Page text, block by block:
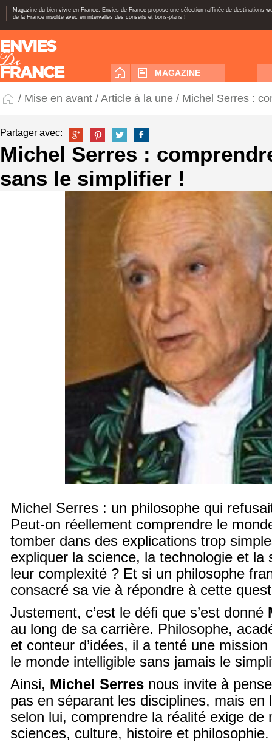
Magazine du bien vivre en France, Envies de France propose une sélection raffinée de destinations
de la France insolite avec en intervalles des conseils et bons-plans !
MAGAZINE
/ Mise en avant / Article à la une / Michel Serres :
Partager avec:
Michel Serres :
sans le simplifier !
Michel Serres : un philosophe qui
Peut-on réellement comprendre le
tomber dans des explications trop
expliquer la science, la technologie et la
leur complexité ? Et si un philosophe
consacré sa vie à répondre à cette
Justement, c’est le défi que s’est donné
au long de sa carrière. Philosophe,
et conteur d’idées, il a tenté une
le monde intelligible sans jamais le
Ainsi, Michel Serres nous invite à
pas en séparant les disciplines, mais en
selon lui, comprendre la réalité exige de
sciences, culture, histoire et philosophie.